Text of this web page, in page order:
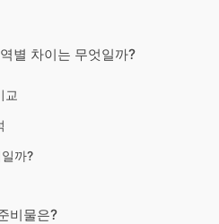
별 차이는 무엇일까?
교
까?
비물은?